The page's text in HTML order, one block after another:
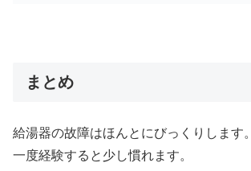
まとめ
給湯器の故障はほんとにびっくりします。
一度経験すると少し慣れます。